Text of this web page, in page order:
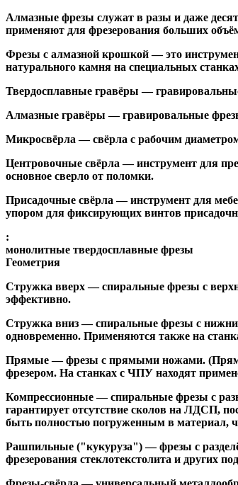
Алмазные фрезы служат в разы и даже
применяют для фрезерования больших
Фрезы с алмазной крошкой— это
натурального камня на специальных
Твердосплавные гравёры —
Алмазные гравёры — гравировальные
Микросвёрла — свёрла с рабочим
Центровочные свёрла — инструмент для
основное сверло от поломки.
Присадочные свёрла — инструмент для
упором для фиксирующих винтов
:
монолитные твердосплавные фрезы
Геометрия
Стружка вверх— спиральные фрезы с
эффективно.
Стружка вниз— спиральные фрезы с
одновременно. Применяются также на
Прямые— фрезы с прямыми ножами.
фрезером. На станках с ЧПУ находят
Компрессионные— спиральные фрезы с
гарантирует отсутствие сколов на ЛДСП,
быть полностью погруженным в материал,
Рашпильные ("кукуруза")— фрезы с
фрезерования стеклотекстолита и других